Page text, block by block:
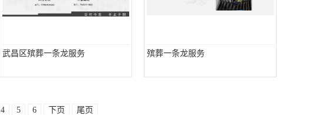
武昌区殡葬一条龙服务 殡葬一条龙服务
4 5 6 下页 尾页